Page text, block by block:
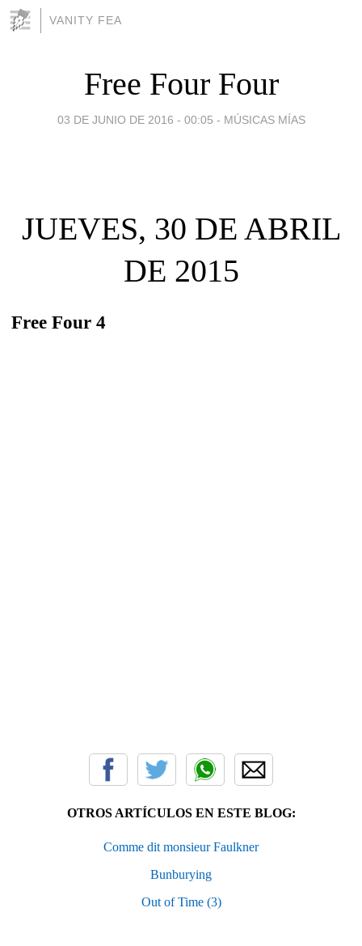
VANITY FEA
Free Four Four
03 DE JUNIO DE 2016 - 00:05 - MÚSICAS MÍAS
JUEVES, 30 DE ABRIL
DE 2015
Free Four 4
OTROS ARTÍCULOS EN ESTE BLOG:
Comme dit monsieur Faulkner
Bunburying
Out of Time (3)